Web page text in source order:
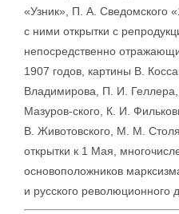
«Узник», П. А. Сведомского
с ними открытки с
непосредственно
1907 годов, картины В.
Владимирова, П. И.
Мазуров-ского, К. И.
В. Животовского, М. М.
открытки к 1 Мая,
основоположников
и русского революционного